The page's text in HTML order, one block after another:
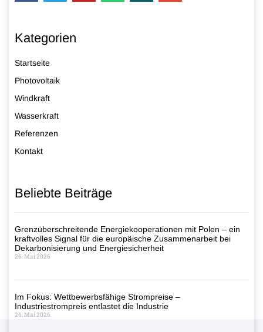
Kategorien
Startseite
Photovoltaik
Windkraft
Wasserkraft
Referenzen
Kontakt
Beliebte Beiträge
Grenzüberschreitende Energiekooperationen mit Polen – ein
kraftvolles Signal für die europäische Zusammenarbeit bei
Dekarbonisierung und Energiesicherheit
26. Mai 2026
Im Fokus: Wettbewerbsfähige Strompreise –
Industriestrompreis entlastet die Industrie
26. Mai 2026